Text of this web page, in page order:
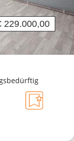
229.000,00